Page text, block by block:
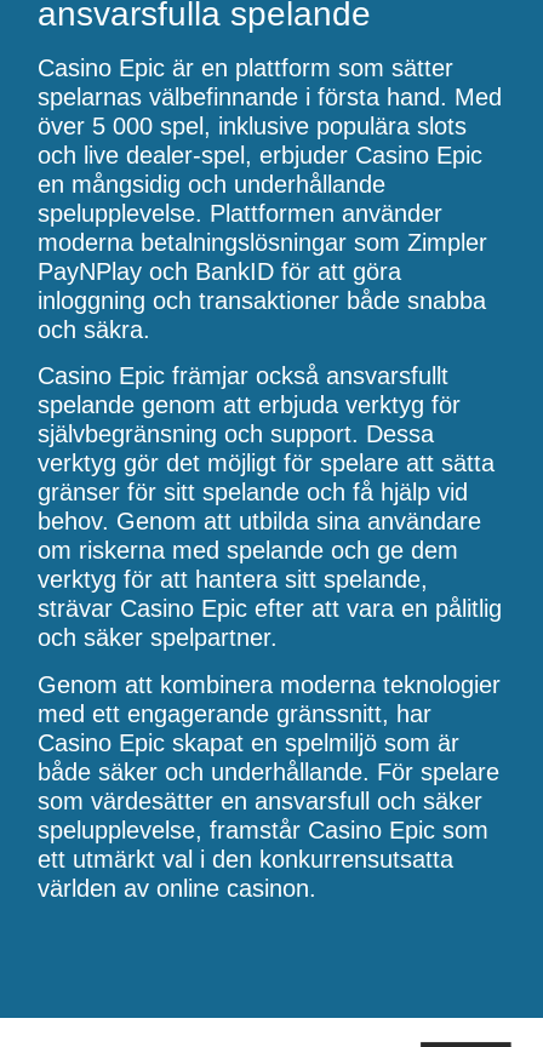
ansvarsfulla spelande
Casino Epic är en plattform som sätter
spelarnas välbefinnande i första hand. Med
över 5 000 spel, inklusive populära slots
och live dealer-spel, erbjuder Casino Epic
en mångsidig och underhållande
spelupplevelse. Plattformen använder
moderna betalningslösningar som Zimpler
PayNPlay och BankID för att göra
inloggning och transaktioner både snabba
och säkra.
Casino Epic främjar också ansvarsfullt
spelande genom att erbjuda verktyg för
självbegränsning och support. Dessa
verktyg gör det möjligt för spelare att sätta
gränser för sitt spelande och få hjälp vid
behov. Genom att utbilda sina användare
om riskerna med spelande och ge dem
verktyg för att hantera sitt spelande,
strävar Casino Epic efter att vara en pålitlig
och säker spelpartner.
Genom att kombinera moderna teknologier
med ett engagerande gränssnitt, har
Casino Epic skapat en spelmiljö som är
både säker och underhållande. För spelare
som värdesätter en ansvarsfull och säker
spelupplevelse, framstår Casino Epic som
ett utmärkt val i den konkurrensutsatta
världen av online casinon.